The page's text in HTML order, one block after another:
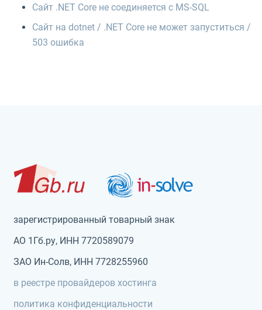
Сайт .NET Core не соединяется с MS-SQL
Сайт на dotnet / .NET Core не может запуститься /
503 ошибка
зарегистрированный товарный знак
АО 1Гб.ру, ИНН 7720589079
ЗАО Ин-Солв, ИНН 7728255960
в реестре провайдеров хостинга
политика конфиденциальности